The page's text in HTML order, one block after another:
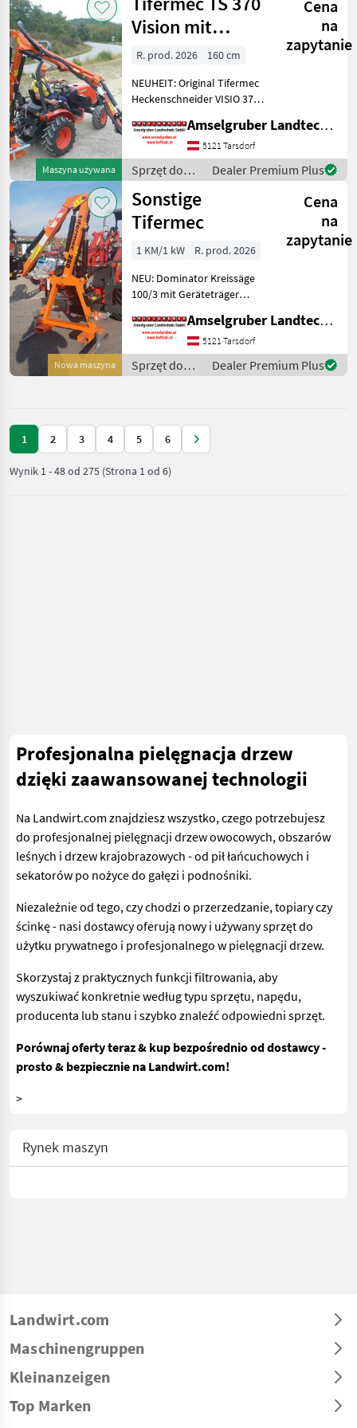
drzew /
Sonstige
Maszyna używana
Vision mit
Cena
na
zapytanie
R. prod. 2026
160 cm
NEUHEIT: Original Tifermec
Heckenschneider VISIO 370.
Hydraulikzylinder zum
nach vorne schwenken der
Astschere. Ideal zum
ausschneiden hinter
Strommas
Amselgruber Landtechnik GmbH
5121 Tarsdorf
Sprzęt do
pielęgnacji
drzew /
Tifermec
Dealer Premium Plus
Nowa maszyna
Sonstige
Tifermec
Cena
na
zapytanie
1 KM/1 kW
R. prod. 2026
NEU: Dominator Kreissäge
100/3 mit Geräteträger
hydraulischem Antrieb,
Bowdenzugsteuerung, und
Dreipunktaufnahme. Die
Ideale Kombination für Ihre
Amselgruber Landtechnik GmbH
5121 Tarsdorf
Sprzęt do
pielęgnacji
Dealer Premium Plus
1 2 3 4 5 6
Wynik 1-48od 275 (Strona 1 od 6)
Profesjonalna pielęgnacja drzew
dzięki zaawansowanej technologii
Na Landwirt.com znajdziesz wszystko, czego potrzebujesz
do profesjonalnej pielęgnacji drzew owocowych, obszarów
leśnych i drzew krajobrazowych - od pił łańcuchowych i
sekatorów po nożyce do gałęzi i podnośniki.
Niezależnie od tego, czy chodzi o przerzedzanie, topiary czy
ścinkę - nasi dostawcy oferują nowy i używany sprzęt do
użytku prywatnego i profesjonalnego w pielęgnacji drzew.
Skorzystaj z praktycznych funkcji filtrowania, aby
wyszukiwać konkretnie według typu sprzętu, napędu,
producenta lub stanu i szybko znaleźć odpowiedni sprzęt.
Porównaj oferty teraz & kup bezpośrednio od dostawcy -
prosto & bezpiecznie na Landwirt.com!
>
Rynek maszyn
Landwirt.com
Maschinengruppen
Kleinanzeigen
Top Marken